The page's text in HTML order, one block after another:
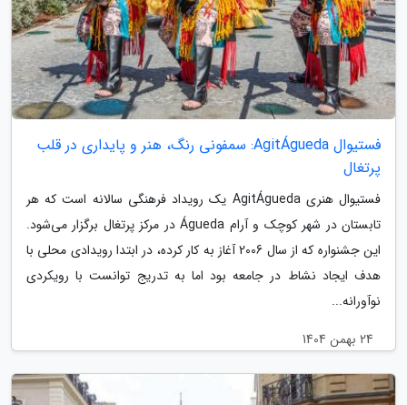
فستیوال AgitÁgueda: سمفونی رنگ، هنر و پایداری در قلب
پرتغال
فستیوال هنری AgitÁgueda یک رویداد فرهنگی سالانه است که هر
تابستان در شهر کوچک و آرام Águeda در مرکز پرتغال برگزار می‌شود.
این جشنواره که از سال 2006 آغاز به کار کرده، در ابتدا رویدادی محلی با
هدف ایجاد نشاط در جامعه بود اما به تدریج توانست با رویکردی
نوآورانه...
24 بهمن 1404